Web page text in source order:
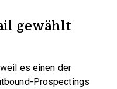
gewählt
es einen der
Prospectings